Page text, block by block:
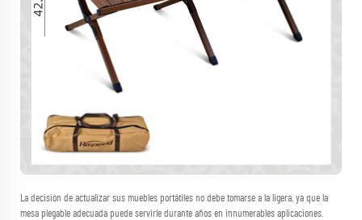
La decisión de actualizar sus muebles portátiles no debe tomarse a la ligera, ya que la
mesa plegable adecuada puede servirle durante años en innumerables aplicaciones.